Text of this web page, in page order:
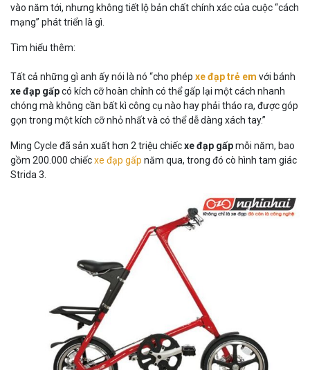
vào năm tới, nhưng không tiết lộ bản chất chính xác của cuộc “cách
mạng” phát triển là gì.
Tìm hiểu thêm:
SỰ
KIỆN
CRITICAL
MASS
LƯỢNG
TỚI
TIẾNG
CHUÔNG
THỨC
TỈNH
TỰ
DO
NHỮNG
ĐIỀU
CHÚNG
TÔI
VÌ
THỜI
SỰ
CÂN
BẰNG
Tất cả những gì anh ấy nói là nó “cho phép xe đạp trẻ em với bánh
xe đạp gấpcó kích cỡ hoàn chỉnh có thể gấp lại một cách nhanh
chóng mà không cần bất kì công cụ nào hay phải tháo ra, được góp
gọn trong một kích cỡ nhỏ nhất và có thể dễ dàng xách tay.”
Ming Cycle đã sản xuất hơn 2 triệu chiếcxe đạp gấpmỗi năm, bao
gồm 200.000 chiếcxe đạp gấp năm qua, trong đó cò hình tam giác
Strida 3.